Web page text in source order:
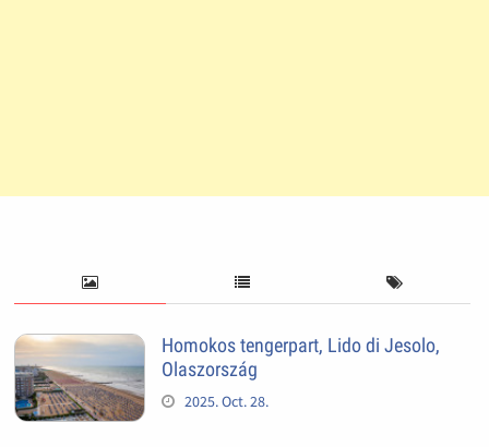
Homokos tengerpart, Lido di Jesolo,
Olaszország
2025. Oct. 28.